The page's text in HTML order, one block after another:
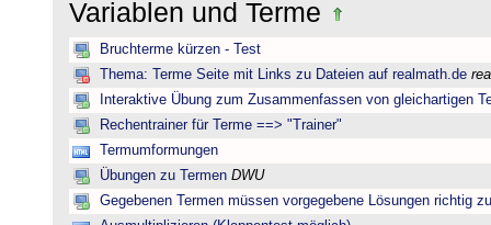
Variablen und Terme
Bruchterme kürzen - Test
Thema: Terme Seite mit Links zu Dateien auf realmath.de
Interaktive Übung zum Zusammenfassen von gleichartigen
Rechentrainer für Terme ==> "Trainer"
Termumformungen
Übungen zu Termen DWU
Gegebenen Termen müssen vorgegebene Lösungen richtig